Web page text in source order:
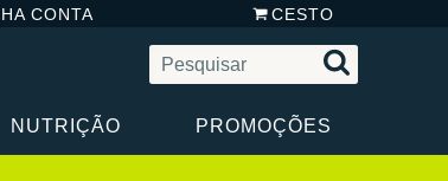
CONTA CESTO
NUTRIÇÃO PROMOÇÕES